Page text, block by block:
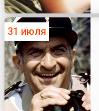
31 июля